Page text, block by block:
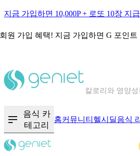
지금 가입하면 10,000P + 로또 10장 지급
원 가입 혜택! 지금 가입하면 G 포인트
칼로리와 영양
음식 · 영양제
음식 카
테고리
홈커뮤니티 헬시딜음식